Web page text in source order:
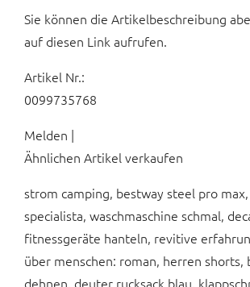
Sie können die Artikelbeschreibung
auf diesen Link aufrufen.
Artikel Nr.:
0099735768
Melden |
Ähnlichen Artikel verkaufen
strom camping, bestway steel pro
specialista, waschmaschine schmal,
fitnessgeräte hanteln, revitive
über menschen: roman, herren shorts,
dehnen, deuter rucksack blau,